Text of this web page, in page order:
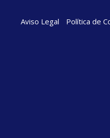
Aviso Legal Política de